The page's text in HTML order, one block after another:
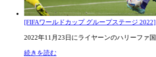
[FIFAワールドカップ グループステージ
2022年11月23日にライヤーンのハリーファ
続きを読む